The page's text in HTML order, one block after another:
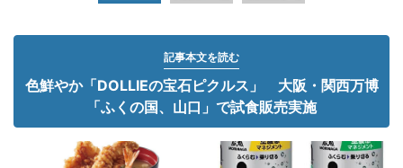
記事本文を読む
色鮮やか「DOLLIEの宝石ピクルス」 大阪・関西万博
「ふくの国、山口」で試食販売実施